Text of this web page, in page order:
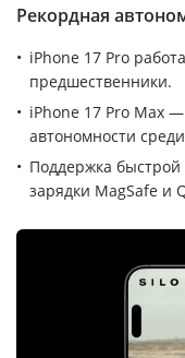
Рекордная
iPhone 17 Pro
предшественники.
iPhone 17 Pro Max
автономности
Поддержка быстрой
зарядки MagSafe и